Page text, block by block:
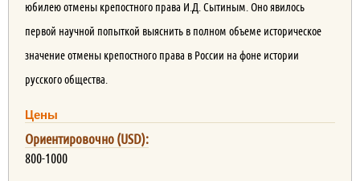
юбилею отмены крепостного права И.Д. Сытиным. Оно явилось
первой научной попыткой выяснить в полном объеме историческое
значение отмены крепостного права в России на фоне истории
русского общества.
Цены
Ориентировочно (USD):
800-1000